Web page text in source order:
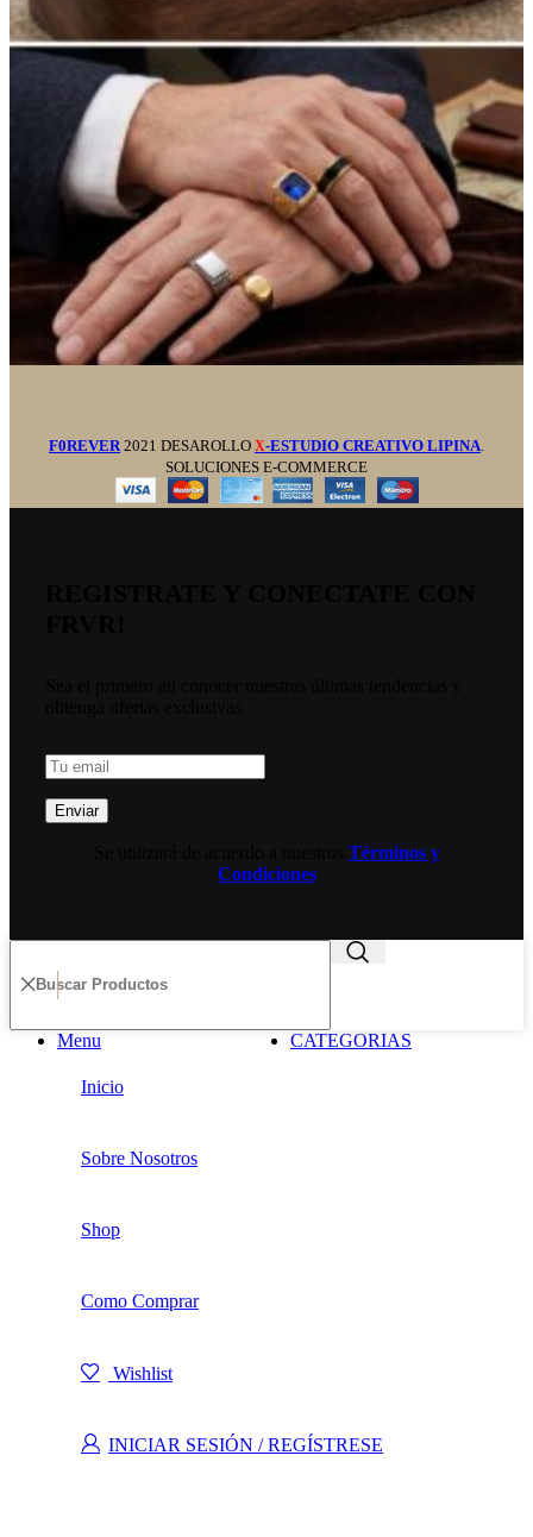
F0REVER 2021 DESAROLLO X-ESTUDIO CREATIVO LIPINA.
SOLUCIONES E-COMMERCE
Términos y
Condiciones
Menu CATEGORIAS
Inicio
Sobre Nosotros
Shop
Como Comprar
Wishlist
INICIAR SESIÓN / REGÍSTRESE